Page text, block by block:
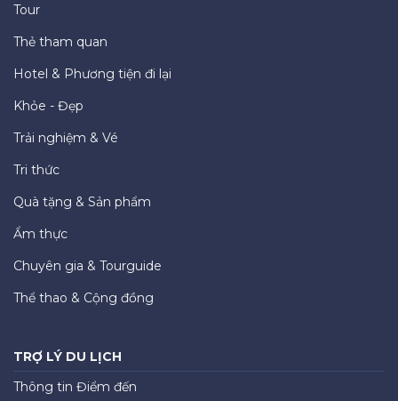
Tour
Thẻ tham quan
Hotel & Phương tiện đi lại
Khỏe - Đẹp
Trải nghiệm & Vé
Tri thức
Quà tặng & Sản phẩm
Ẩm thực
Chuyên gia & Tourguide
Thể thao & Cộng đồng
TRỢ LÝ DU LỊCH
Thông tin Điểm đến